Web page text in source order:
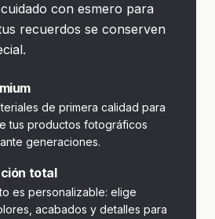
con esmero para
recuerdos se conserven
de primera calidad para
tus productos fotográficos
generaciones.
total
es personalizable: elige
acabados y detalles para